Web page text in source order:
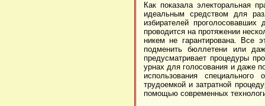
Как показала электоральная
идеальным средством для
избирателей
проводится на протяжении
никем не гарантирована. Все
подменить бюллетени или
предусматривает процедуры
урнах для голосования и даже
использования специального
трудоемкой и затратной
помощью современных